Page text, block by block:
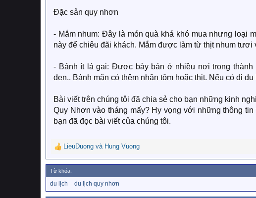
Đặc sản quy nhơn
- Mắm nhum: Đây là món quà khá khó mua nhưng loại
này để chiêu đãi khách. Mắm được làm từ thịt nhum tươi
- Bánh ít lá gai: Được bày bán ở nhiều nơi trong
đen.. Bánh mặn có thêm nhân tôm hoặc thịt. Nếu có đi
Bài viết trên chúng tôi đã chia sẻ cho bạn những kinh
Quy Nhơn vào tháng mấy? Hy vọng với những thông
bạn đã đọc bài viết của chúng tôi.
R
e
a
c
t
LieuDuong và Hung Vuong
Từ khóa:
ừ
du lịch du lịch quy nhơn